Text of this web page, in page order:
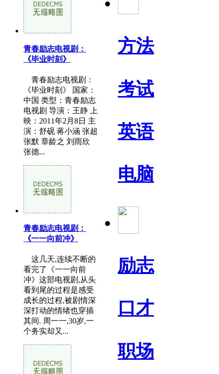
方法
考试
英语
电脑
励志
口才
职场
青春励志电视剧：
《毕业时刻》
青春励志电视剧：
《毕业时刻》 国家：
中国 类型：青春励志
电视剧 导演：王静 上
映：2011年2月8日 主
演：舒砚 蒋小涵 张超
张默 章龄之 刘雨欣
张德...
青春励志电视剧：
《一一向前冲》
这几天,连续不断的
看完了《一一向前
冲》这部电视剧,从头
看到尾的过程是感受
成长的过程,被剧情深
深打动的情绪也穿插
其间. 周一一,30岁,一
个务实却又...